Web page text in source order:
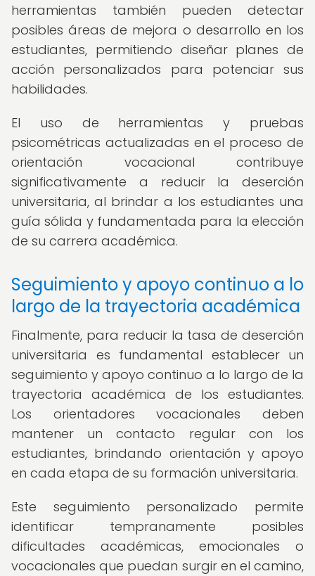
herramientas también pueden detectar
posibles áreas de mejora o desarrollo en los
estudiantes, permitiendo diseñar planes de
acción personalizados para potenciar sus
habilidades.
El uso de herramientas y pruebas
psicométricas actualizadas en el proceso de
orientación vocacional contribuye
significativamente a reducir la deserción
universitaria, al brindar a los estudiantes una
guía sólida y fundamentada para la elección
de su carrera académica.
Seguimiento y apoyo continuo a lo
largo de la trayectoria académica
Finalmente, para reducir la tasa de deserción
universitaria es fundamental establecer un
seguimiento y apoyo continuo a lo largo de la
trayectoria académica de los estudiantes.
Los orientadores vocacionales deben
mantener un contacto regular con los
estudiantes, brindando orientación y apoyo
en cada etapa de su formación universitaria.
Este seguimiento personalizado permite
identificar tempranamente posibles
dificultades académicas, emocionales o
vocacionales que puedan surgir en el camino,